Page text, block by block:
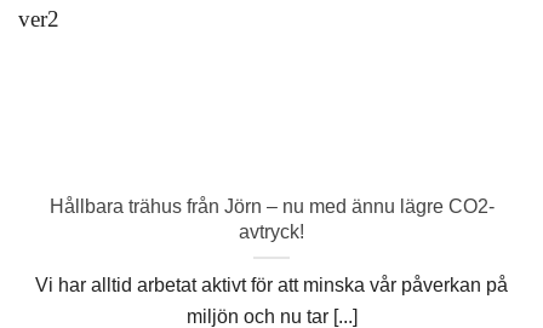
Hållbara trähus från Jörn – nu med ännu lägre CO2-
avtryck!
Vi har alltid arbetat aktivt för att minska vår påverkan på
miljön och nu tar [...]